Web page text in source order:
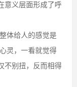
意义层面形成了呼
体给人的感觉是
灵，一看就觉得
不别扭，反而相得